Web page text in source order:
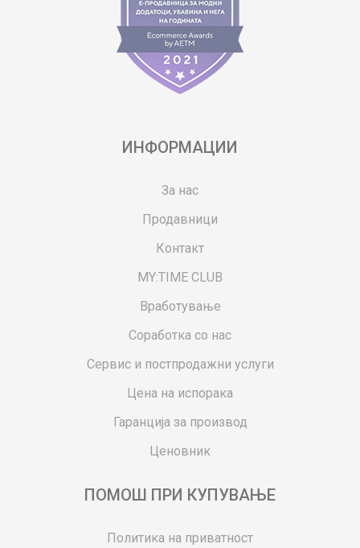
ИНФОРМАЦИИ
За нас
Продавници
Контакт
MY:TIME CLUB
Вработување
Соработка со нас
Сервис и постпродажни услуги
Цена на испорака
Гаранција за производ
Ценовник
ПОМОШ ПРИ КУПУВАЊЕ
Политика на приватност